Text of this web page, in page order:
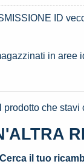
ID
in
prodotto che stavi
Cerca il tuo